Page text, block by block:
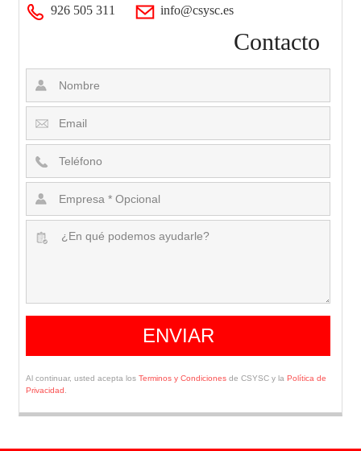
926 505 311 info@csysc.es
Contacto
Al continuar, usted acepta losTerminos y Condiciones de CSYSC y laPolítica de
Privacidad